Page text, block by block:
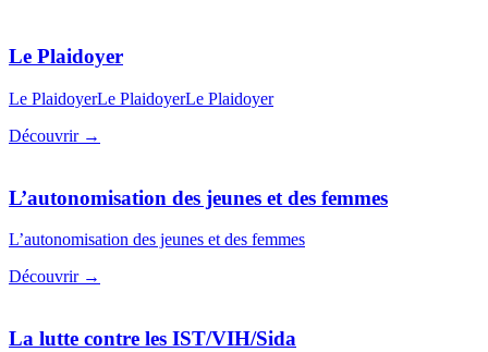
Le Plaidoyer
Le PlaidoyerLe PlaidoyerLe Plaidoyer
Découvrir →
L’autonomisation des jeunes et des femmes
L’autonomisation des jeunes et des femmes
Découvrir →
La lutte contre les IST/VIH/Sida